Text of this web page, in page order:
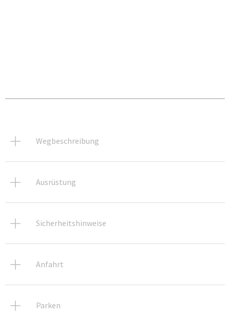
Wegbeschreibung
Ausrüstung
Sicherheitshinweise
Anfahrt
Parken